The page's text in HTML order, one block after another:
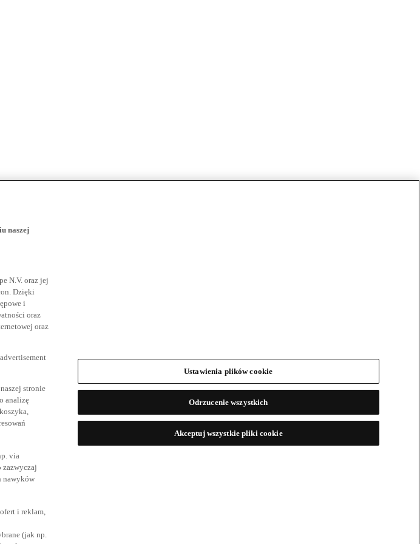
naszej
N.V. oraz jej
Dzięki
i
oraz
oraz
stronie
analizę
via
zazwyczaj
nawyków
i reklam,
(jak np.
Ustawienia plików cookie
Odrzucenie wszystkich
Akceptuj wszystkie pliki cookie